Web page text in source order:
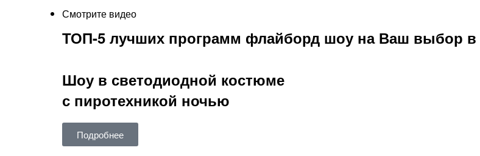
Смотрите видео
ТОП-5 лучших программ флайборд шоу на Ваш выбор
Шоу в светодиодной костюме
с пиротехникой ночью
Подробнее